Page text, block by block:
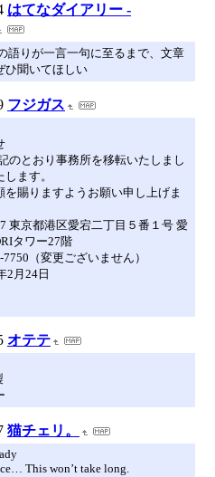
はてなダイアリー -
語りが一言一句に至るまで、文章
ひ聞いてほしい
フジガス
のとおり事務所を移転いたしまし
ます。
賜りますようお願い申し上げま
東京都港区愛宕二丁目５番１号 愛
タワー27階
7750（変更ございません）
2月24日
オテテ
猫チェリ。
This won’t take long.